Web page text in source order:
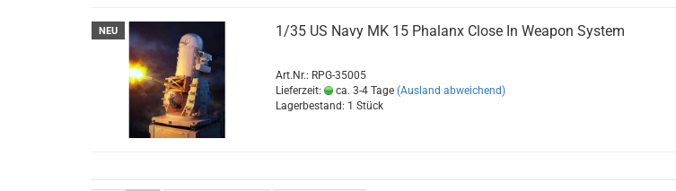
NEU 1/35 US Navy MK 15 Phalanx Close In Weapon System
Art.Nr.: RPG-35005
Lieferzeit:
ca. 3-4 Tage (Ausland abweichend)
Lagerbestand: 1 Stück